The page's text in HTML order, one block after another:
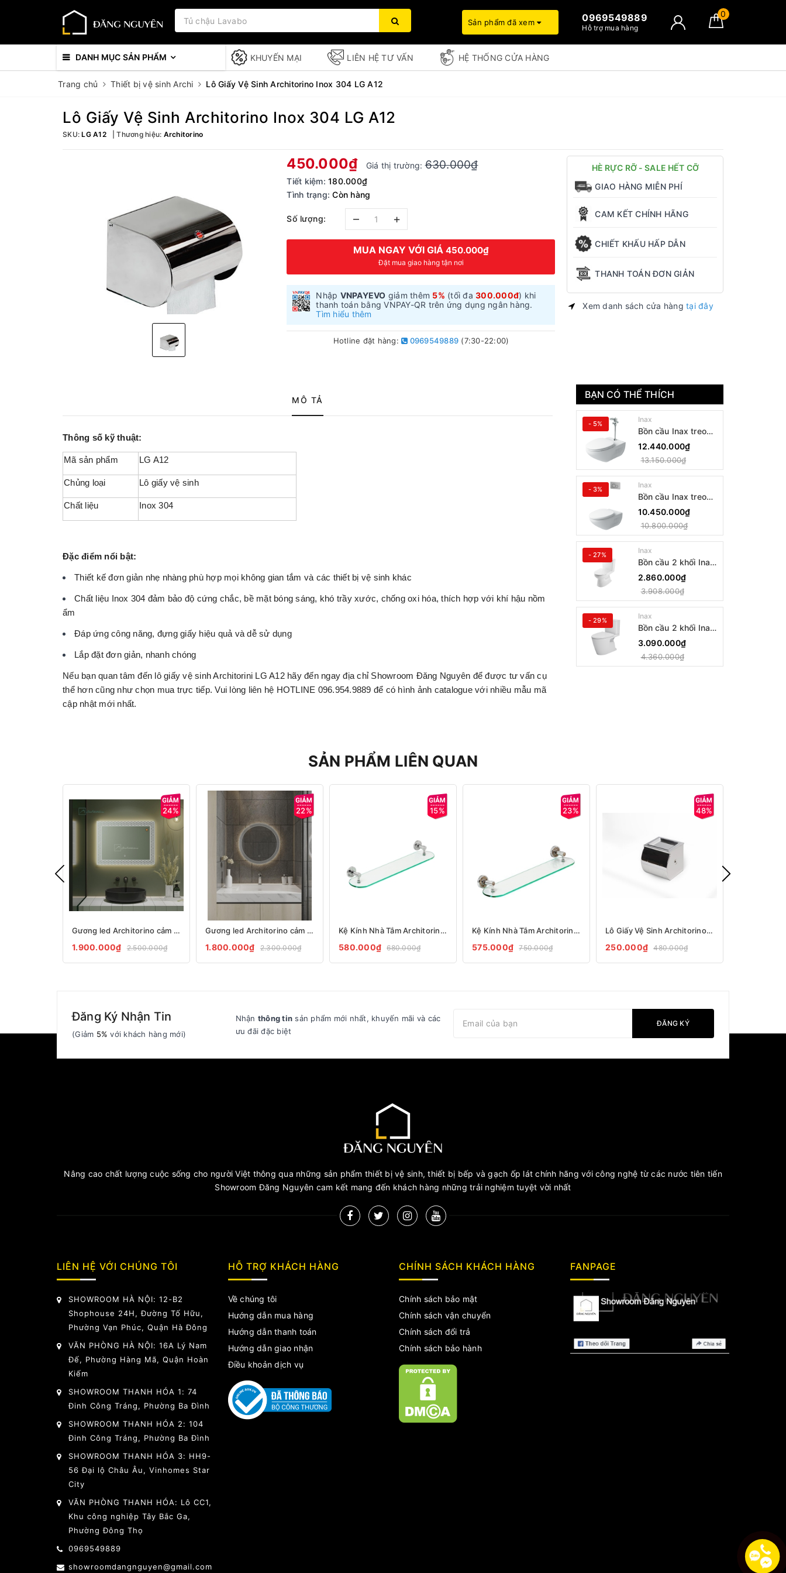
Sản phẩm đã xem 0969549889
Hỗ trợ mua hàng
0
DANH MỤC SẢN PHẨM KHUYẾN MẠI LIÊN HỆ TƯ VẤN HỆ THỐNG CỬA HÀNG
Trang chủ Thiết bị vệ sinh Archi Lô Giấy Vệ Sinh Architorino Inox 304 LG A12
Lô Giấy Vệ Sinh Architorino Inox 304 LG A12
SKU:LG A12 Thương hiệu: Architorino
450.000₫ Giá thị trường:630.000₫
Tiết kiệm:180.000₫
Tình trạng: Còn hàng
Số lượng: – +
MUA NGAY VỚI GIÁ 450.000₫
Đặt mua giao hàng tận nơi
Nhập VNPAYEVO giảm thêm 5% (tối đa300.000đ) khi
thanh toán bằng VNPAY-QR trên ứng dụng ngân hàng.
Tìm hiểu thêm
Hotline đặt hàng: 0969549889 (7:30-22:00)
HÈ RỰC RỠ - SALE HẾT CỠ
GIAO HÀNG MIỄN PHÍ
CAM KẾT CHÍNH HÃNG
CHIẾT KHẤU HẤP DẪN
THANH TOÁN ĐƠN GIẢN
Xem danh sách cửa hàngtại đây
MÔ TẢ
Thông số kỹ thuật:
Mã sản phẩm LG A12
Chủng loại Lô giấy vệ sinh
Chất liệu Inox 304
Đặc điểm nổi bật:
Thiết kế đơn giản nhẹ nhàng phù hợp mọi không gian tắm và các thiết bị vệ sinh khác
Chất liệu Inox 304 đảm bảo độ cứng chắc, bề mặt bóng sáng, khó trầy xước, chống oxi hóa, thích hợp với khí hậu nồm
ẩm
Đáp ứng công năng, đựng giấy hiệu quả và dễ sử dụng
Lắp đặt đơn giản, nhanh chóng
Nếu bạn quan tâm đến lô giấy vệ sinh Architorini LG A12 hãy đến ngay địa chỉ Showroom Đăng Nguyên để được tư vấn cụ
thể hơn cũng như chọn mua trực tiếp. Vui lòng liên hệ HOTLINE 096.954.9889 để có hình ảnh catalogue với nhiều mẫu mã
cập nhật mới nhất.
BẠN CÓ THỂ THÍCH
- 5% Inax
Bồn cầu Inax treo
tường AC-22PVN
12.440.000₫
13.150.000₫
- 3% Inax
Bồn cầu Inax treo
tường AC-23PVN
10.450.000₫
10.800.000₫
- 27% Inax
Bồn cầu 2 khối Inax
AC-514VAN
2.860.000₫
3.908.000₫
- 29% Inax
Bồn cầu 2 khối Inax
AC-602VAN
3.090.000₫
4.360.000₫
SẢN PHẨM LIÊN QUAN
24%
Gương led Architorino cảm ứng chữ nhật viền quả trám có đèn led 3 chế độ màu cao cấp ACL265
1.900.000₫ 2.500.000₫
22%
Gương led Architorino cảm ứng tròn quả trám có đèn led 3 chế độ màu cao cấp A113
1.800.000₫ 2.300.000₫
15%
Kệ Kính Nhà Tắm Architorino T01 A11
580.000₫ 680.000₫
23%
Kệ Kính Nhà Tắm Architorino A10
575.000₫ 750.000₫
48%
Lô Giấy Vệ Sinh Architorino Inox 304 LG 02
250.000₫ 480.000₫
Đăng Ký Nhận Tin
(Giảm 5% với khách hàng mới)
Nhận thông tin sản phẩm mới nhất, khuyến mãi và các
ưu đãi đặc biệt
ĐĂNG KÝ
Nâng cao chất lượng cuộc sống cho người Việt thông qua những sản phẩm thiết bị vệ sinh, thiết bị bếp và gạch ốp lát chính hãng với công nghệ từ các nước tiên tiến
Showroom Đăng Nguyên cam kết mang đến khách hàng những trải nghiệm tuyệt vời nhất
LIÊN HỆ VỚI CHÚNG TÔI
SHOWROOM HÀ NỘI: 12-B2
Shophouse 24H, Đường Tố Hữu,
Phường Vạn Phúc, Quận Hà Đông
VĂN PHÒNG HÀ NỘI: 16A Lý Nam
Đế, Phường Hàng Mã, Quận Hoàn
Kiếm
SHOWROOM THANH HÓA 1: 74
Đinh Công Tráng, Phường Ba Đình
SHOWROOM THANH HÓA 2: 104
Đinh Công Tráng, Phường Ba Đình
SHOWROOM THANH HÓA 3: HH9-
56 Đại lộ Châu Âu, Vinhomes Star
City
VĂN PHÒNG THANH HÓA: Lô CC1,
Khu công nghiệp Tây Bắc Ga,
Phường Đông Thọ
0969549889
showroomdangnguyen@gmail.com
HỖ TRỢ KHÁCH HÀNG
Về chúng tôi
Hướng dẫn mua hàng
Hướng dẫn thanh toán
Hướng dẫn giao nhận
Điều khoản dịch vụ
CHÍNH SÁCH KHÁCH HÀNG
Chính sách bảo mật
Chính sách vận chuyển
Chính sách đổi trả
Chính sách bảo hành
FANPAGE